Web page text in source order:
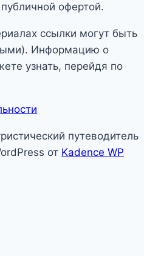
офертой.
ссылки могут быть
Информацию о
узнать, перейдя по
путеводитель
от Kadence WP